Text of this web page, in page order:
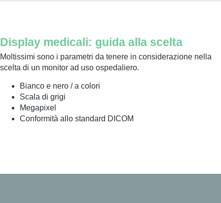
Display medicali: guida alla scelta
Moltissimi sono i parametri da tenere in considerazione nella
scelta di un monitor ad uso ospedaliero.
Bianco e nero / a colori
Scala di grigi
Megapixel
Conformità allo standard DICOM